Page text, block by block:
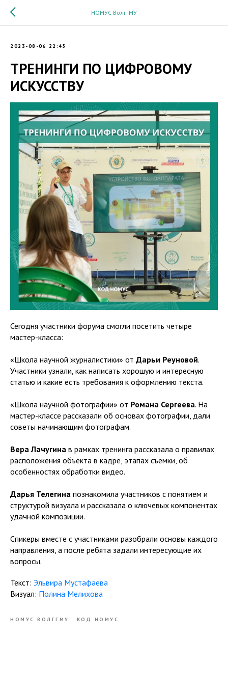
НОМУС ВолгГМУ
2023-08-06 22:45
ТРЕНИНГИ ПО ЦИФРОВОМУ
ИСКУССТВУ
Сегодня участники форума смогли посетить четыре
мастер-класса:
«Школа научной журналистики» от Дарьи Реуновой.
Участники узнали, как написать хорошую и интересную
статью и какие есть требования к оформлению текста.
«Школа научной фотографии» от Романа Сергеева. На
мастер-классе рассказали об основах фотографии, дали
советы начинающим фотографам.
Вера Лачугина в рамках тренинга рассказала о правилах
расположения объекта в кадре, этапах съёмки, об
особенностях обработки видео.
Дарья Телегина познакомила участников с понятием и
структурой визуала и рассказала о ключевых компонентах
удачной композиции.
Спикеры вместе с участниками разобрали основы каждого
направления, а после ребята задали интересующие их
вопросы.
Текст: Эльвира Мустафаева
Визуал: Полина Мелихова
НОМУС ВОЛГГМУ КОД НОМУС